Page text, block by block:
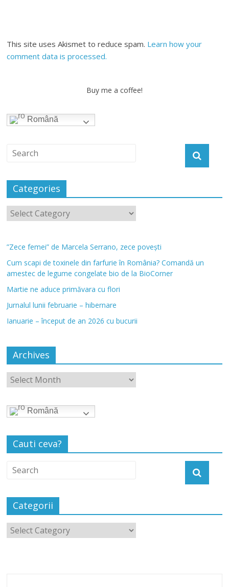
This site uses Akismet to reduce spam. Learn how your
comment data is processed.
Buy me a coffee!
Română
Categories
”Zece femei” de Marcela Serrano, zece povești
Cum scapi de toxinele din farfurie în România? Comandă un
amestec de legume congelate bio de la BioCorner
Martie ne aduce primăvara cu flori
Jurnalul lunii februarie – hibernare
Ianuarie – început de an 2026 cu bucurii
Archives
Română
Cauti ceva?
Categorii